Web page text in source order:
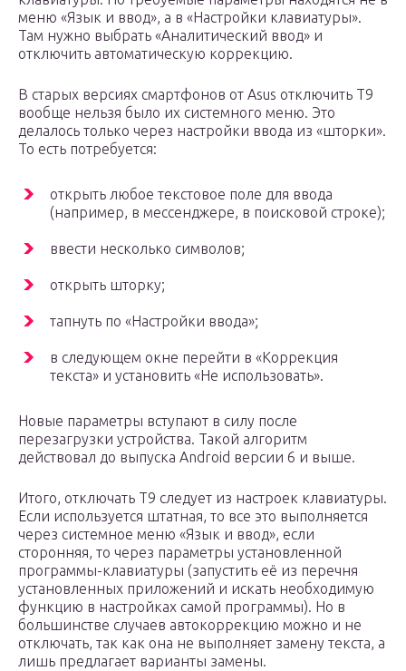
меню «Язык и ввод», а в «Настройки клавиатуры».
Там нужно выбрать «Аналитический ввод» и
отключить автоматическую коррекцию.
В старых версиях смартфонов от Asus отключить Т9
вообще нельзя было их системного меню. Это
делалось только через настройки ввода из «шторки».
То есть потребуется:
открыть любое текстовое поле для ввода
(например, в мессенджере, в поисковой строке);
ввести несколько символов;
открыть шторку;
тапнуть по «Настройки ввода»;
в следующем окне перейти в «Коррекция
текста» и установить «Не использовать».
Новые параметры вступают в силу после
перезагрузки устройства. Такой алгоритм
действовал до выпуска Android версии 6 и выше.
Итого, отключать Т9 следует из настроек клавиатуры.
Если используется штатная, то все это выполняется
через системное меню «Язык и ввод», если
сторонняя, то через параметры установленной
программы-клавиатуры (запустить её из перечня
установленных приложений и искать необходимую
функцию в настройках самой программы). Но в
большинстве случаев автокоррекцию можно и не
отключать, так как она не выполняет замену текста, а
лишь предлагает варианты замены.